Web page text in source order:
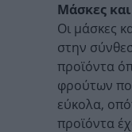
Μάσκες
Οι μάσκες
στην
προϊόντα
φρούτων
εύκολα,
προϊόντα